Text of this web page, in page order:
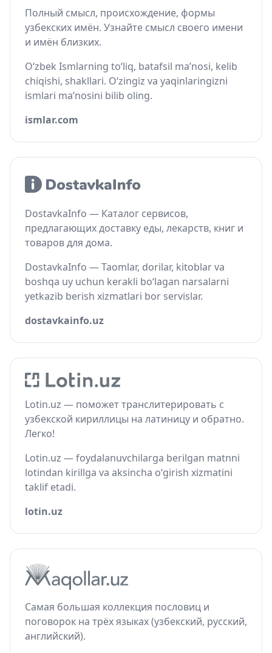
Полный смысл, происхождение, формы
узбекских имён. Узнайте смысл своего имени
и имён близких.
O‘zbek Ismlarning to‘liq, batafsil ma’nosi, kelib
chiqishi, shakllari. O‘zingiz va yaqinlaringizni
ismlari ma’nosini bilib oling.
ismlar.com
DostavkaInfo — Каталог сервисов,
предлагающих доставку еды, лекарств, книг и
товаров для дома.
DostavkaInfo — Taomlar, dorilar, kitoblar va
boshqa uy uchun kerakli bo‘lagan narsalarni
yetkazib berish xizmatlari bor servislar.
dostavkainfo.uz
Lotin.uz — поможет транслитерировать с
узбекской кириллицы на латиницу и обратно.
Легко!
Lotin.uz — foydalanuvchilarga berilgan matnni
lotindan kirillga va aksincha o‘girish xizmatini
taklif etadi.
lotin.uz
Самая большая коллекция пословиц и
поговорок на трёх языках (узбекский, русский,
английский).